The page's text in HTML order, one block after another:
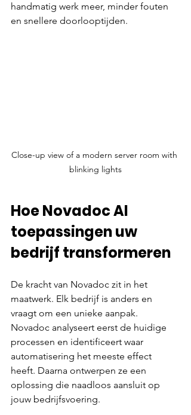
handmatig werk meer, minder fouten
en snellere doorlooptijden.
Close-up view of a modern server room with
blinking lights
Hoe Novadoc AI
toepassingen uw
bedrijf transformeren
De kracht van Novadoc zit in het
maatwerk. Elk bedrijf is anders en
vraagt om een unieke aanpak.
Novadoc analyseert eerst de huidige
processen en identificeert waar
automatisering het meeste effect
heeft. Daarna ontwerpen ze een
oplossing die naadloos aansluit op
jouw bedrijfsvoering.